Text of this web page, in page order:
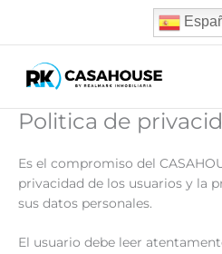
contenido
Politica de
Es el compromiso del
privacidad de los usuarios y la
sus datos personales.
El usuario debe leer